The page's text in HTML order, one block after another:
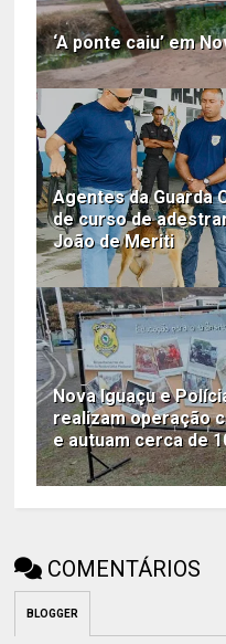
‘A ponte caiu’ em
Agentes da Guarda
de curso de
João de Meriti
Nova Iguaçu e
realizam operação
e autuam cerca de
COMENTÁRIOS
BLOGGER